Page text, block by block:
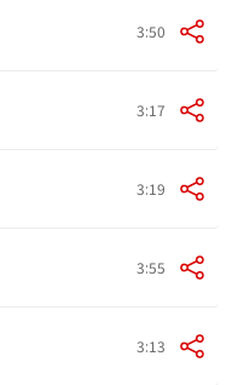
3:50
3:17
3:19
3:55
3:13